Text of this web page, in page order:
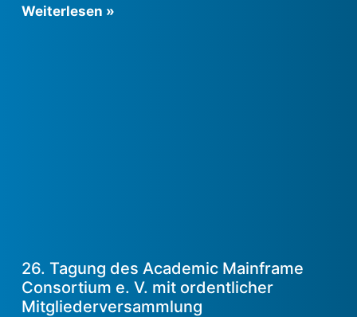
Weiterlesen »
26. Tagung des Academic Mainframe
Consortium e. V. mit ordentlicher
Mitgliederversammlung